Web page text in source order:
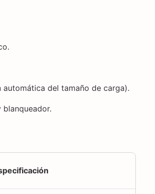
del tamaño de carga).